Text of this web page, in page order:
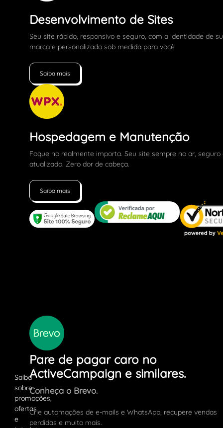
Desenvolvimento de Sites
Seu site rápido, responsivo e seguro, com a identidade de
marca e personalizado sob medida para você
Saiba mais
Hospedagem e Manutenção
Foque no realmente importa. Seu site sempre no ar, seguro
atualizado. Zero dor de cabeça.
Saiba mais
Pare de pagar caro no
ActiveCampaign e similares.
Conheça o Brevo.
Crie automações de e-mails e WhatsApp, recupere vendas
perdidas e muito mais.